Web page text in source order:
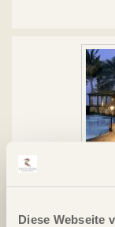
Diese Webseite
One & Only